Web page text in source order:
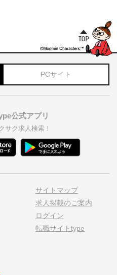
PCサイト
公式アプリ
サク求人検索！
サイトマップ
求人掲載のご案内
ログイン
転職サイトtype